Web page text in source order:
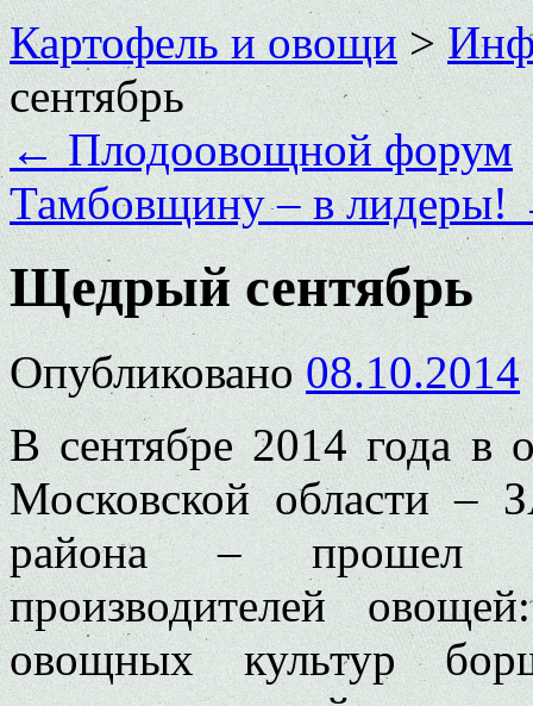
Картофель и овощи>
сентябрь
←Плодоовощной форум
Тамбовщину – в лидеры!
Щедрый сентябрь
Опубликовано 08.10.2014
В сентябре 2014 года в
Московской области –
района – прошел
производителей
овощных культур